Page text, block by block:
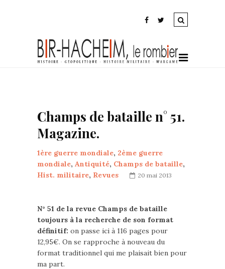
Champs de bataille n° 51.
Magazine.
1ère guerre mondiale, 2ème guerre
mondiale, Antiquité, Champs de bataille,
Hist. militaire, Revues 20 mai 2013
N° 51 de la revue Champs de bataille
toujours à la recherche de son format
définitif: on passe ici à 116 pages pour
12,95€. On se rapproche à nouveau du
format traditionnel qui me plaisait bien pour
ma part.